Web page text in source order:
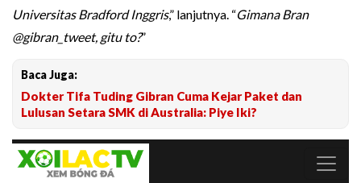
Universitas Bradford Inggris,” lanjutnya. “GimanaBran
@gibran_tweet, gitu to?”
Baca Juga:
Dokter Tifa Tuding Gibran Cuma Kejar Paket dan
Lulusan Setara SMK di Australia: Piye Iki?